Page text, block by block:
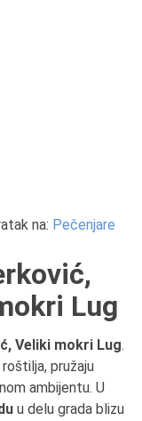
na: Pečenjare
Lug
Veliki mokri Lug.
pružaju
ambijentu. U
u delu grada blizu